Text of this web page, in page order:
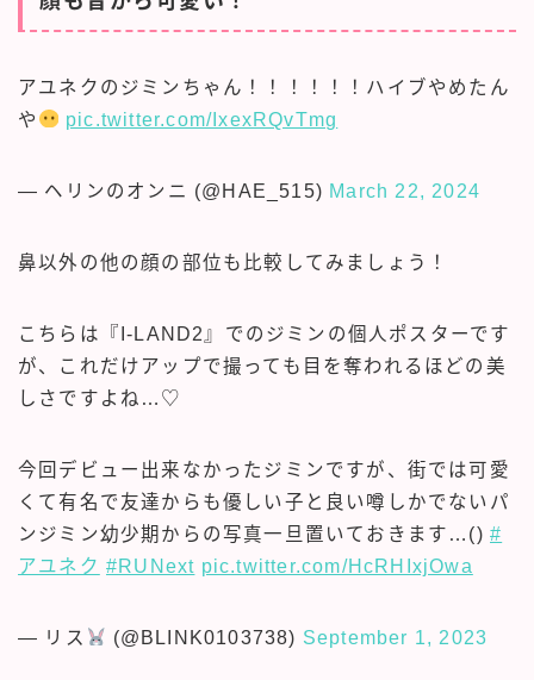
アユネクのジミンちゃん！！！！！！ハイブやめたん
や
pic.twitter.com/IxexRQvTmg
— ヘリンのオンニ (@HAE_515) March 22, 2024
鼻以外の他の顔の部位も比較してみましょう！
こちらは『I-LAND2』でのジミンの個人ポスターです
が、これだけアップで撮っても目を奪われるほどの美
しさですよね…♡
今回デビュー出来なかったジミンですが、街では可愛
くて有名で友達からも優しい子と良い噂しかでないパ
ンジミン幼少期からの写真一旦置いておきます…() #
アユネク #RUNext pic.twitter.com/HcRHIxjOwa
— リス (@BLINK0103738) September 1, 2023